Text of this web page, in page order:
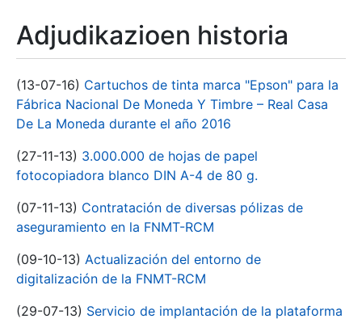
Adjudikazioen historia
(13-07-16) Cartuchos de tinta marca "Epson" para la
Fábrica Nacional De Moneda Y Timbre – Real Casa
De La Moneda durante el año 2016
(27-11-13) 3.000.000 de hojas de papel
fotocopiadora blanco DIN A-4 de 80 g.
(07-11-13) Contratación de diversas pólizas de
aseguramiento en la FNMT-RCM
(09-10-13) Actualización del entorno de
digitalización de la FNMT-RCM
(29-07-13) Servicio de implantación de la plataforma